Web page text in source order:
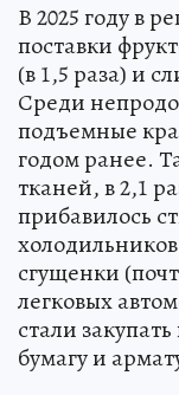
В 2025 году в
поставки
(в 1,5 раза) и
Среди
подъемные
годом ранее.
тканей, в 2,1
прибавилось
сгущенки
легковых
стали
бумагу и